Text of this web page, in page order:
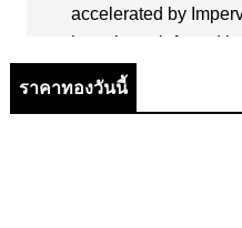
ราคาทองวันนี้